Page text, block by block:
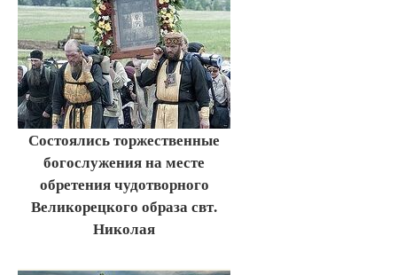
Состоялись торжественные
богослужения на месте
обретения чудотворного
Великорецкого образа свт.
Николая